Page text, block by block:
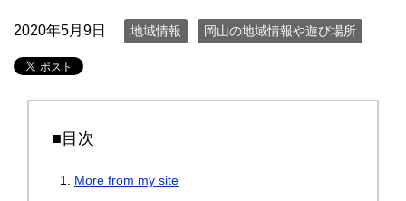
2020年5月9日 地域情報 岡山の地域情報や遊び場所
■目次
More from my site